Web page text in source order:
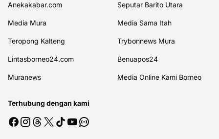
Anekakabar.com Seputar Barito Utara
Media Mura Media Sama Itah
Teropong Kalteng Trybonnews Mura
Lintasborneo24.com Benuapos24
Muranews Media Online Kami Borneo
Terhubung dengan kami